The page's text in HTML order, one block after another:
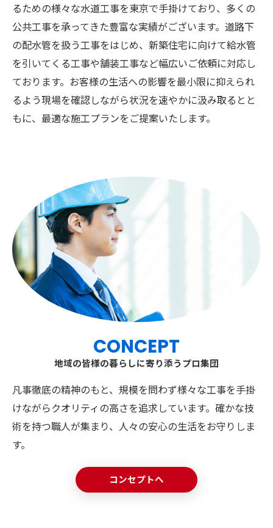
るための様々な水道工事を東京で手掛けており、多くの
公共工事を承ってきた豊富な実績がございます。道路下
の配水管を扱う工事をはじめ、新築住宅に向けて給水管
を引いてくる工事や舗装工事など幅広いご依頼に対応し
ております。お客様の生活への影響を最小限に抑えられ
るよう現場を確認しながら状況を速やかに汲み取るとと
もに、最適な施工プランをご提案いたします。
CONCEPT
地域の皆様の暮らしに寄り添うプロ集団
凡事徹底の精神のもと、規模を問わず様々な工事を手掛
けながらクオリティの高さを追求しています。確かな技
術を持つ職人が集まり、人々の安心の生活をお守りしま
す。
コンセプトへ